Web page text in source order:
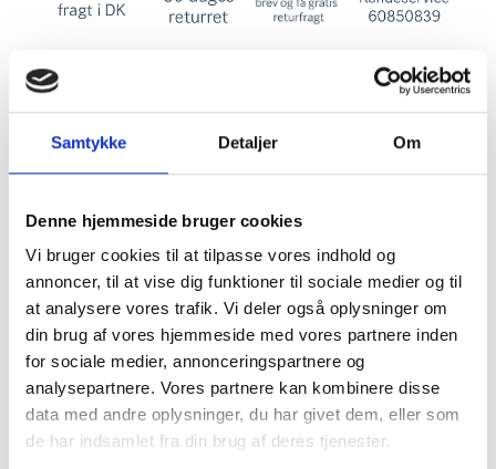
Samtykke Detaljer Om
Denne hjemmeside bruger cookies
Vi bruger cookies til at tilpasse vores indhold og
annoncer, til at vise dig funktioner til sociale medier og til
at analysere vores trafik. Vi deler også oplysninger om
din brug af vores hjemmeside med vores partnere inden
for sociale medier, annonceringspartnere og
analysepartnere. Vores partnere kan kombinere disse
data med andre oplysninger, du har givet dem, eller som
de har indsamlet fra din brug af deres tjenester.
Skjortebluse fra Marta du
chateau med dekorativt
print og fyldige ærmer.
Mønstret er i et eksklusivt boheme- inspireret
mønster i støvet lyseblå med et farvespil af
kobber, bronze, violet og gyldne toner.
Mere information